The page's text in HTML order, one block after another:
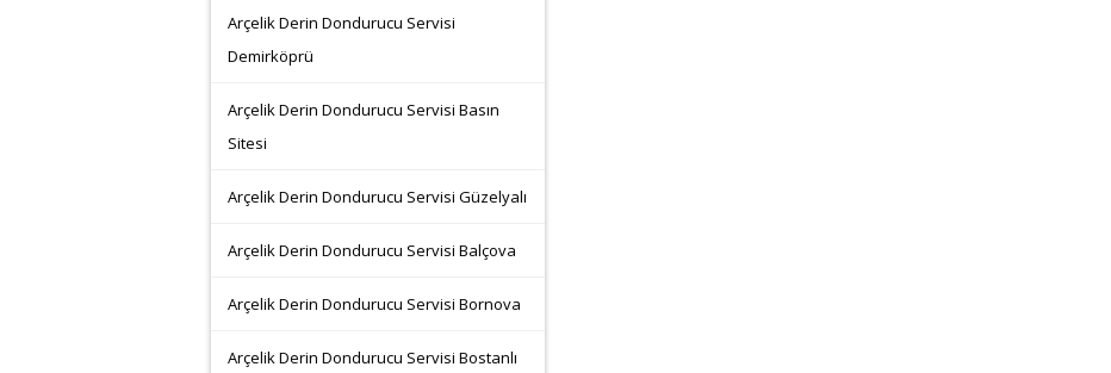
Arçelik Derin Dondurucu Servisi
Demirköprü
Arçelik Derin Dondurucu Servisi Basın
Sitesi
Arçelik Derin Dondurucu Servisi Güzelyalı
Arçelik Derin Dondurucu Servisi Balçova
Arçelik Derin Dondurucu Servisi Bornova
Arçelik Derin Dondurucu Servisi Bostanlı